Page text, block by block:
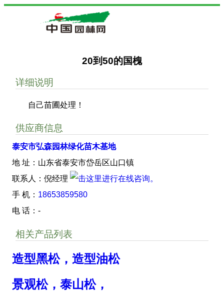
20到50的国槐
详细说明
自己苗圃处理！
供应商信息
泰安市弘森园林绿化苗木基地
地 址：山东省泰安市岱岳区山口镇
联系人：倪经理
手 机： 18653859580
电 话：-
相关产品列表
造型黑松，造型油松
景观松，泰山松，